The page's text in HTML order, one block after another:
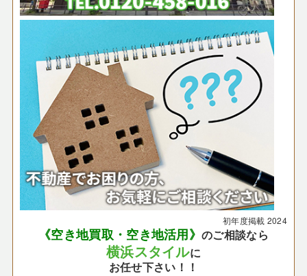
初年度掲載 2024
《空き地買取・空き地活用》のご相談なら
横浜スタイルに
お任せ下さい！！